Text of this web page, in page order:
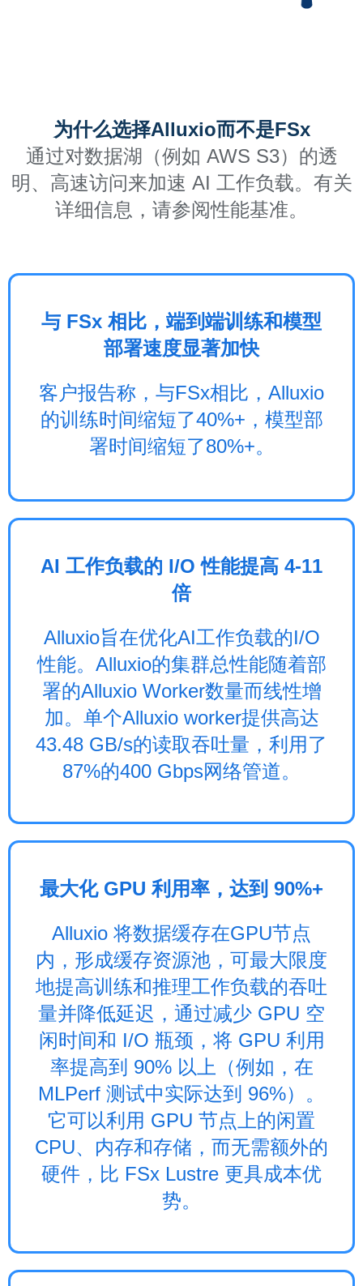
为什么选择Alluxio而不是FSx
通过对数据湖（例如 AWS S3）的透
明、高速访问来加速 AI 工作负载。有关
详细信息，请参阅性能基准。
与 FSx 相比，端到端训练和模型
部署速度显著加快
客户报告称，与FSx相比，Alluxio
的训练时间缩短了40%+，模型部
署时间缩短了80%+。
AI 工作负载的 I/O 性能提高 4-11
倍
Alluxio旨在优化AI工作负载的I/O
性能。Alluxio的集群总性能随着部
署的Alluxio Worker数量而线性增
加。单个Alluxio worker提供高达
43.48 GB/s的读取吞吐量，利用了
87%的400 Gbps网络管道。
最大化 GPU 利用率，达到 90%+
Alluxio 将数据缓存在GPU节点
内，形成缓存资源池，可最大限度
地提高训练和推理工作负载的吞吐
量并降低延迟，通过减少 GPU 空
闲时间和 I/O 瓶颈，将 GPU 利用
率提高到 90% 以上（例如，在
MLPerf 测试中实际达到 96%）。
它可以利用 GPU 节点上的闲置
CPU、内存和存储，而无需额外的
硬件，比 FSx Lustre 更具成本优
势。